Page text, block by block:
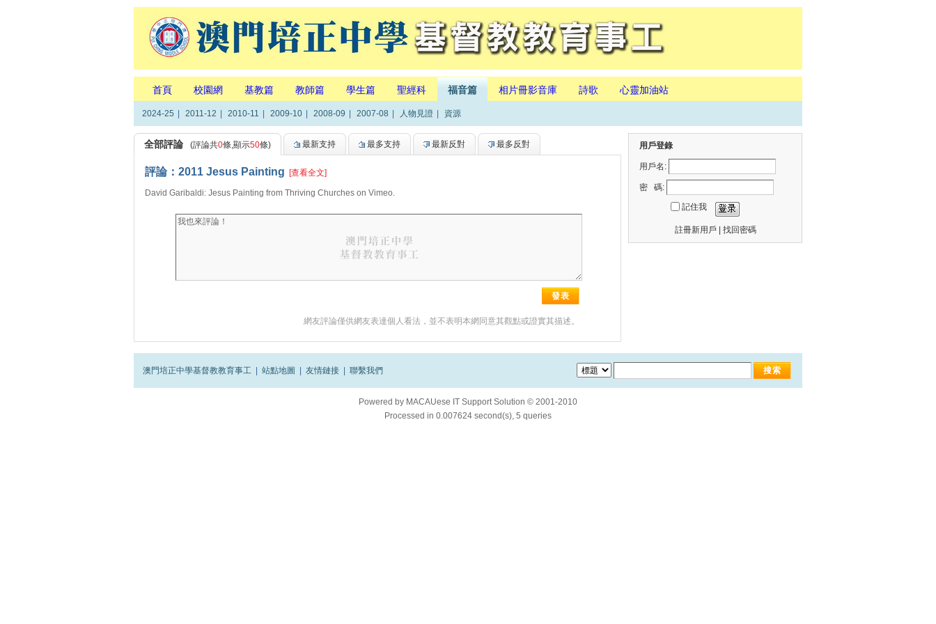
首頁 校園網 基教篇 教師篇 學生篇 聖經科 福音篇 相片冊影音庫 詩歌 心靈加油站
2024-25 2011-12 2010-11 2009-10 2008-09 2007-08 人物見證 資源
全部評論 (評論共0條,顯示50條) 最新支持 最多支持 最新反對 最多反對
評論：2011 Jesus Painting [查看全文]
David Garibaldi: Jesus Painting from Thriving Churches on Vimeo.
網友評論僅供網友表達個人看法，並不表明本網同意其觀點或證實其描述。
用戶登錄
用戶名:
密 碼:
記住我
註冊新用戶 找回密碼
澳門培正中學基督教教育事工 站點地圖 友情鏈接 聯繫我們
Powered by MACAUese IT Support Solution © 2001-2010
Processed in 0.007624 second(s), 5 queries